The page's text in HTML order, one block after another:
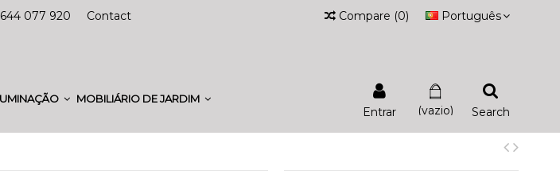
644 077 920 Contact Português
Compare (0)
MOBILIÁRIO DE JARDIM
Search
(vazio)
Entrar